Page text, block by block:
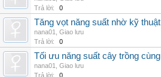
Trả lời:
0
Tăng vọt năng suất nhờ kỹ
nana01
Giao lưu
Trả lời:
0
Tối ưu năng suất cây trồng
nana01
Giao lưu
Trả lời:
0